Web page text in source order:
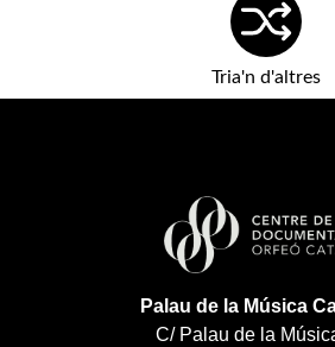
Tria'n d'altres
Palau de la Música
C/ Palau de la